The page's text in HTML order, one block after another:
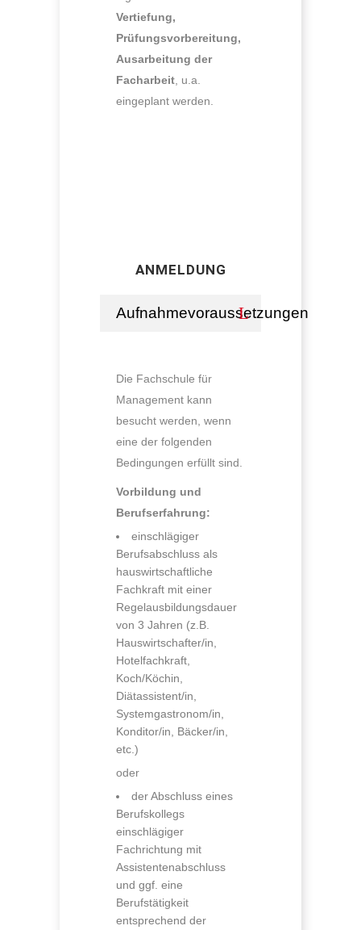
Vertiefung,
Prüfungsvorbereitung,
Ausarbeitung der
Facharbeit , u.a.
eingeplant werden.
ANMELDUNG
Aufnahmevoraussetzungen
Die Fachschule für
Management kann
besucht werden, wenn
eine der folgenden
Bedingungen erfüllt sind.
Vorbildung und
Berufserfahrung:
einschlägiger
Berufsabschluss als
hauswirtschaftliche
Fachkraft mit einer
Regelausbildungsdauer
von 3 Jahren (z.B.
Hauswirtschafter/in,
Hotelfachkraft,
Koch/Köchin,
Diätassistent/in,
Systemgastronom/in,
Konditor/in, Bäcker/in,
etc.)
oder
der Abschluss eines
Berufskollegs
einschlägiger
Fachrichtung mit
Assistentenabschluss
und ggf. eine
Berufstätigkeit
entsprechend der